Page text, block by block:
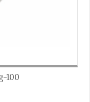
100